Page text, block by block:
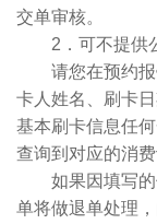
交单审核。
2．可不提供
请您在预约
卡人姓名、刷卡
基本刷卡信息任
查询到对应的消
如果因填写
单将做退单处理